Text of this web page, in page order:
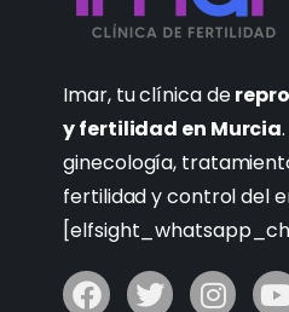
Imar, tu clínica de
y fertilidad en Murcia
ginecología,
fertilidad y control del